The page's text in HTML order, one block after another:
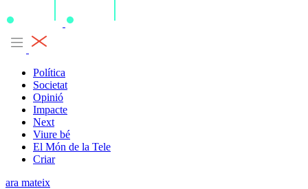
Política
Societat
Opinió
Impacte
Next
Viure bé
El Món de la Tele
Criar
ara mateix